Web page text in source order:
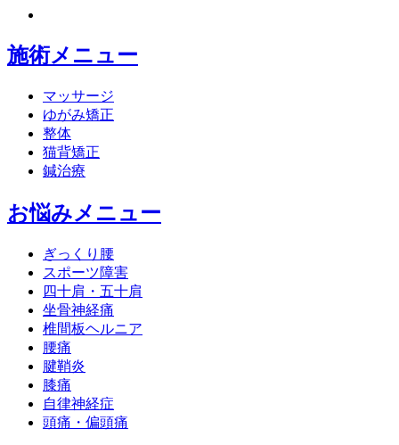
施術メニュー
マッサージ
ゆがみ矯正
整体
猫背矯正
鍼治療
お悩みメニュー
ぎっくり腰
スポーツ障害
四十肩・五十肩
坐骨神経痛
椎間板ヘルニア
腰痛
腱鞘炎
膝痛
自律神経症
頭痛・偏頭痛